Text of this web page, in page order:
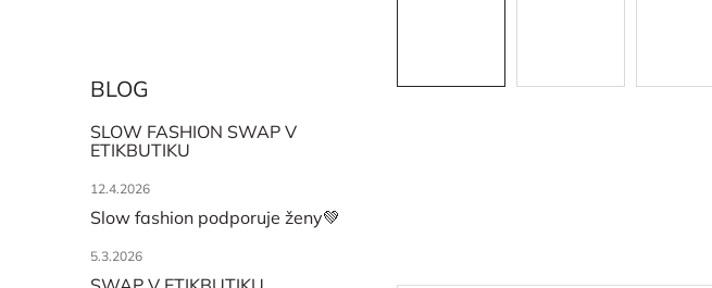
BLOG
SLOW FASHION SWAP V
ETIKBUTIKU
12.4.2026
Slow fashion podporuje ženy💚
5.3.2026